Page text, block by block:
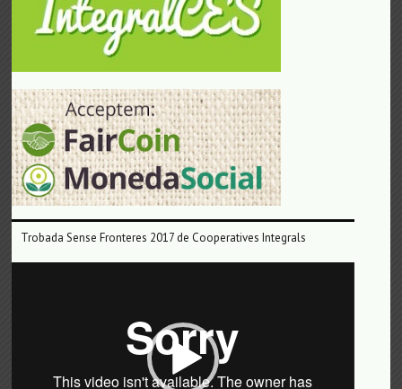
Trobada Sense Fronteres 2017 de Cooperatives Integrals